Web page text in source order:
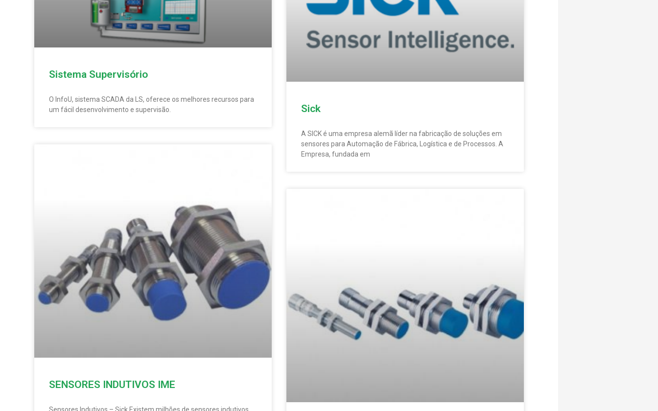
Sistema Supervisório
O InfoU, sistema SCADA da LS, oferece os melhores recursos para
um fácil desenvolvimento e supervisão.
Sick
A SICK é uma empresa alemã líder na fabricação de soluções em
sensores para Automação de Fábrica, Logística e de Processos. A
Empresa, fundada em
SENSORES INDUTIVOS IME